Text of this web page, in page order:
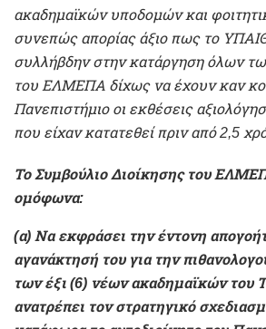
ακαδημαϊκών υποδομών και
συνεπώς απορίας άξιο πως το
συλλήβδην στην κατάργηση όλων
του ΕΛΜΕΠΑ δίχως να έχουν καν
Πανεπιστήμιο οι εκθέσεις
που είχαν κατατεθεί πριν από 2,5
Το Συμβούλιο Διοίκησης του
ομόφωνα:
(α) Να εκφράσει την έντονη
αγανάκτησή του για την
των έξι (6) νέων ακαδημαϊκών του
ανατρέπει τον στρατηγικό